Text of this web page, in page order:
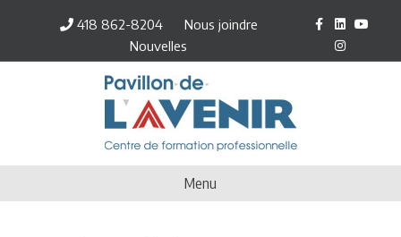
418 862-8204
Nous joindre
Nouvelles
Facebook
LinkedinYoutube
Menu